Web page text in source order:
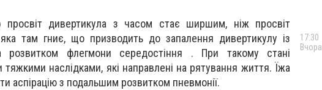
дивертикула з часом стає ширшим, ніж просвіт
там гниє, що призводить до запалення дивертикулу із
флегмони середостіння . При такому стані
наслідками, які направлені на рятування життя. Їжа
аспірацію з подальшим розвитком пневмонії.
17:30
Вчора